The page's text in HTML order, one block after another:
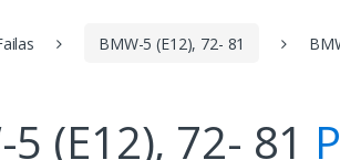
BMW-5 (E12), 72- 81
(E12), 72- 81